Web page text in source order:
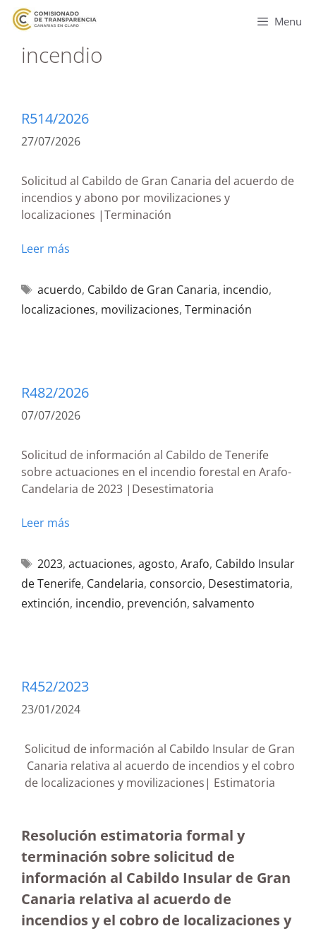
Menu
incendio
R514/2026
27/07/2026
Solicitud al Cabildo de Gran Canaria del acuerdo de
incendios y abono por movilizaciones y
localizaciones |Terminación
Leer más
acuerdo, Cabildo de Gran Canaria, incendio,
localizaciones, movilizaciones, Terminación
R482/2026
07/07/2026
Solicitud de información al Cabildo de Tenerife
sobre actuaciones en el incendio forestal en Arafo-
Candelaria de 2023 |Desestimatoria
Leer más
2023, actuaciones, agosto, Arafo, Cabildo Insular
de Tenerife, Candelaria, consorcio, Desestimatoria,
extinción, incendio, prevención, salvamento
R452/2023
23/01/2024
Solicitud de información al Cabildo Insular de Gran
Canaria relativa al acuerdo de incendios y el cobro
de localizaciones y movilizaciones| Estimatoria
Resolución estimatoria formal y
terminación sobre solicitud de
información al Cabildo Insular de Gran
Canaria relativa al acuerdo de
incendios y el cobro de localizaciones y